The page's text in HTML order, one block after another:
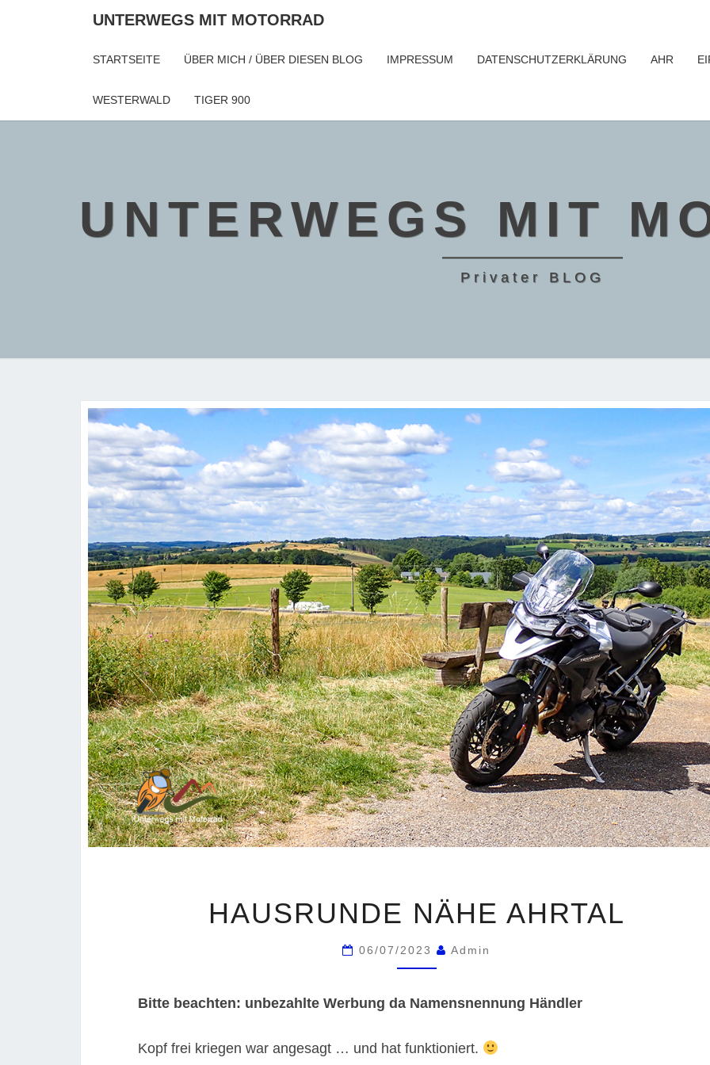
UNTERWEGS MIT MOTORRAD
STARTSEITE ÜBER MICH / ÜBER DIESEN BLOG IMPRESSUM DATENSCHUTZERKLÄRUNG AHR
WESTERWALD TIGER 900
UNTERWEGS MIT
Privater BLOG
NÄHE
HAUSRUNDE NÄHE AHRTAL
06/07/2023 Admin
Bitte beachten: unbezahlte Werbung da Namensnennung Händler
Kopf frei kriegen war angesagt … und hat funktioniert.